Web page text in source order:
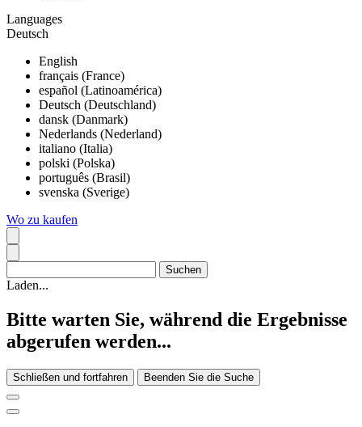
Languages
Deutsch
English
français (France)
español (Latinoamérica)
Deutsch (Deutschland)
dansk (Danmark)
Nederlands (Nederland)
italiano (Italia)
polski (Polska)
português (Brasil)
svenska (Sverige)
Wo zu kaufen
Laden...
Bitte warten Sie, während die Ergebnisse
abgerufen werden...
Schließen und fortfahren Beenden Sie die Suche